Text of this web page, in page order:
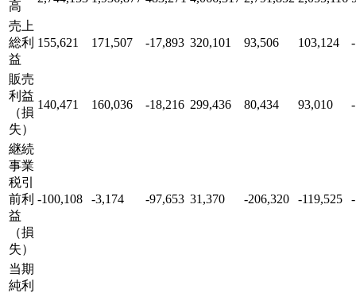
高
売上
総利
益
155,621 171,507 -17,893 320,101 93,506 103,124
販売
利益
（損
失）
140,471 160,036 -18,216 299,436 80,434 93,010
継続
事業
税引
前利
益
（損
失）
-100,108 -3,174 -97,653 31,370 -206,320 -119,525
当期
純利